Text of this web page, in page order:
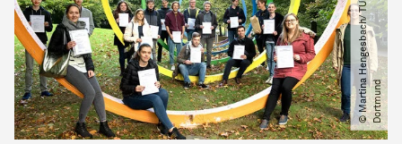
©
M
a
r
t
i
na
H
e
n
g
e
s
b
a
c
h​
/​
T
U
D
o
r
t
m
u
nd